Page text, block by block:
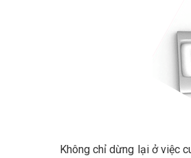
Không chỉ dừng lại ở việc